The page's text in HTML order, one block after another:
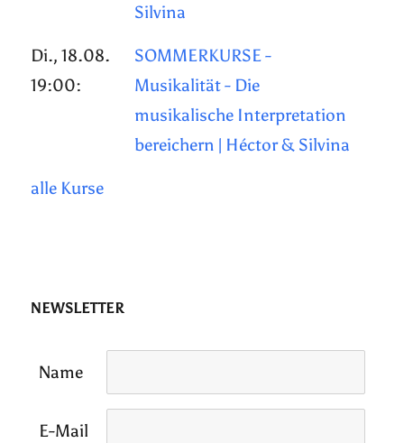
Silvina
Di., 18.08.
19:00:
SOMMERKURSE -
Musikalität - Die
musikalische Interpretation
bereichern | Héctor & Silvina
alle Kurse
NEWSLETTER
Name
E-Mail